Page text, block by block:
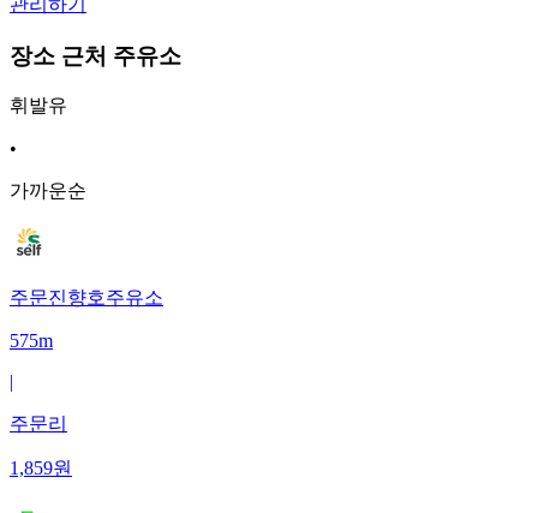
장소 근처 주유소
휘발유
•
가까운순
주문진향호주유소
575m
|
주문리
1,859원